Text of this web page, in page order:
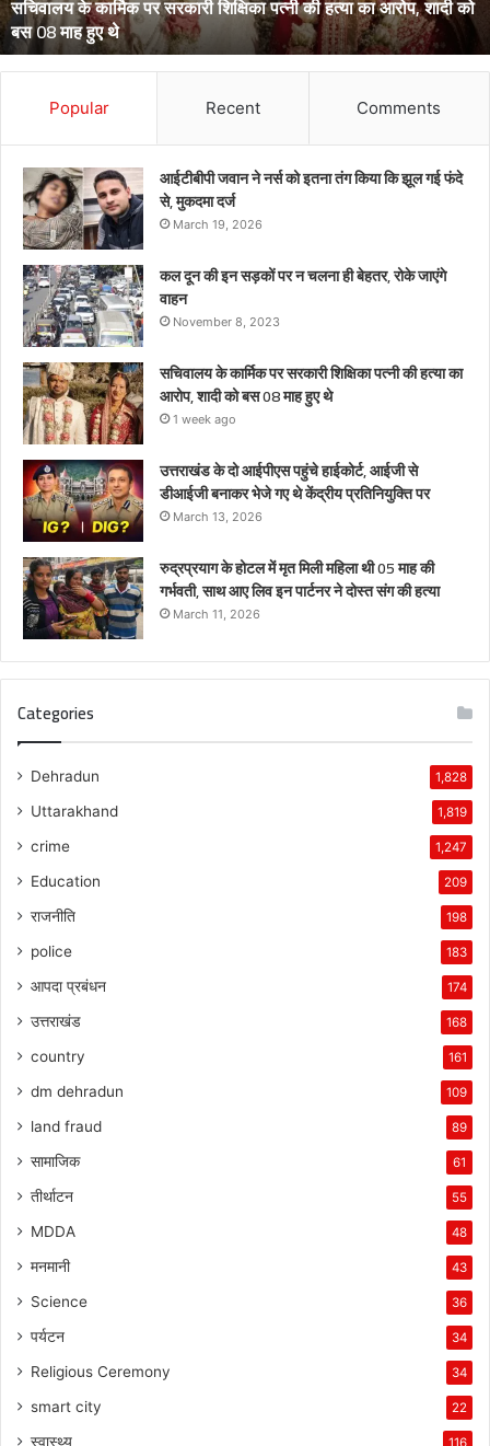
हत्या
का
आरोप,
शादी
08
सचिवालय के कार्मिक पर सरकारी शिक्षिका पत्नी की हत्या का आरोप, शादी को
बस 08 माह हुए थे
Popular Recent Comments
आईटीबीपी जवान ने नर्स को इतना तंग किया कि झूल गई फंदे
से, मुकदमा दर्ज
March 19, 2026
कल दून की इन सड़कों पर न चलना ही बेहतर, रोके जाएंगे
वाहन
November 8, 2023
सचिवालय के कार्मिक पर सरकारी शिक्षिका पत्नी की हत्या का
आरोप, शादी को बस 08 माह हुए थे
1 week ago
उत्तराखंड के दो आईपीएस पहुंचे हाईकोर्ट, आईजी से
डीआईजी बनाकर भेजे गए थे केंद्रीय प्रतिनियुक्ति पर
March 13, 2026
रुद्रप्रयाग के होटल में मृत मिली महिला थी 05 माह की
गर्भवती, साथ आए लिव इन पार्टनर ने दोस्त संग की हत्या
March 11, 2026
Categories
Dehradun 1,828
Uttarakhand 1,819
crime 1,247
Education 209
राजनीति 198
police 183
आपदा प्रबंधन 174
उत्तराखंड 168
country 161
dm dehradun 109
land fraud 89
सामाजिक 61
तीर्थाटन 55
MDDA 48
मनमानी 43
Science 36
पर्यटन 34
Religious Ceremony 34
smart city 22
स्वास्थ्य 116